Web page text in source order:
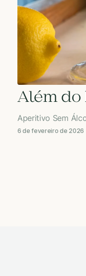
Além do
Aperitivo Sem
6 de fevereiro de 2026